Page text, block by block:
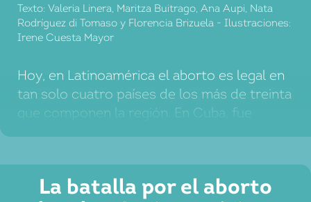
Texto: Valeria Linera, Maritza Buitrago, Ana Aupi, Nata
Rodríguez di Tomaso y Florencia Brizuela - Ilustraciones:
Irene Cuesta Mayor
Hoy, en Latinoamérica el aborto es legal en
tan solo cuatro países de los más de treinta
que componen la región. En Cuba, fue
En México, solo es legal en el Distrito
Federal. Y, de estos, únicamente en […]
La batalla por el aborto